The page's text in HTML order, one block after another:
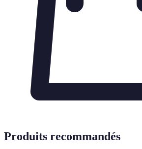
Produits recommandés